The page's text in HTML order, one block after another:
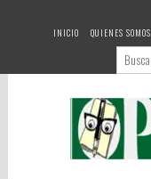
INICIO
QUIENES SOMOS